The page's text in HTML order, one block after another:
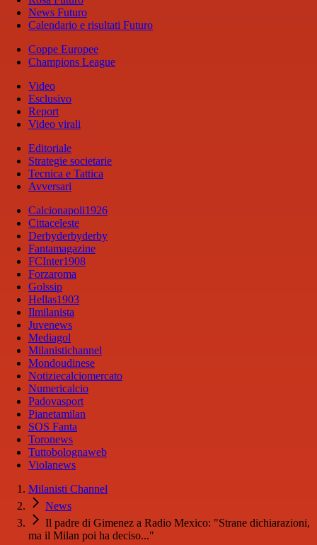
News Futuro
Calendario e risultati Futuro
Coppe Europee
Champions League
Video
Esclusivo
Report
Video virali
Editoriale
Strategie societarie
Tecnica e Tattica
Avversari
Calcionapoli1926
Cittaceleste
Derbyderbyderby
Fantamagazine
FCInter1908
Forzaroma
Golssip
Hellas1903
Ilmilanista
Juvenews
Mediagol
Milanistichannel
Mondoudinese
Notiziecalciomercato
Numericalcio
Padovasport
Pianetamilan
SOS Fanta
Toronews
Tuttobolognaweb
Violanews
Milanisti Channel
News
Il padre di Gimenez a Radio Mexico: "Strane dichiarazioni,
ma il Milan poi ha deciso..."